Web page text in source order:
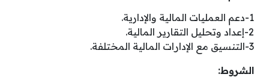
1-دعم العمليات المالية والإدارية.
2-إعداد وتحليل التقارير المالية.
3-التنسيق مع الإدارات المالية المختلفة.
الشروط: